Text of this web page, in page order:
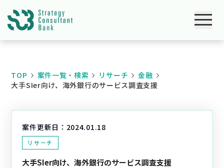
TOP 案件一覧・検索 リサーチ
金融
大手SIer向け、海外銀行のサービス調査支援
案件更新日： 2024.01.18
リサーチ
大手SIer向け、海外銀行のサービス調査支援